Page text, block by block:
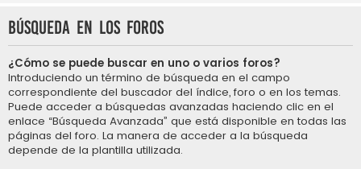
Búsqueda en los foros
¿Cómo se puede buscar en uno o varios foros?
Introduciendo un término de búsqueda en el campo
correspondiente del buscador del índice, foro o en los temas.
Puede acceder a búsquedas avanzadas haciendo clic en el
enlace “Búsqueda Avanzada” que está disponible en todas las
páginas del foro. La manera de acceder a la búsqueda
depende de la plantilla utilizada.